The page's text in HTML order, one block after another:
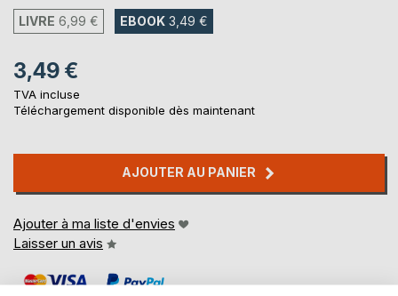
LIVRE 6,99 € EBOOK 3,49 €
3,49 €
TVA incluse
Téléchargement disponible dès maintenant
AJOUTER AU PANIER
Ajouter à ma liste d'envies
Laisser un avis